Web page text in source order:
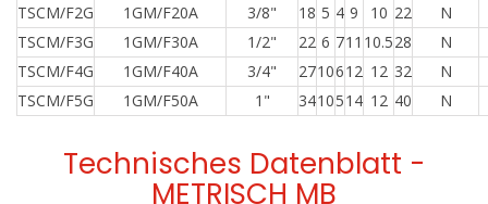
TSCM/F2G
1GM/F20A 3/8" 18 5 4 9 10 22
N
TSCM/F3G
1GM/F30A 1/2" 22 6 711 10.528
N
TSCM/F4G
1GM/F40A 3/4" 2710612 12 32
N
TSCM/F5G
1GM/F50A 1" 3410514 12 40 N
Technisches Datenblatt -
METRISCH MB